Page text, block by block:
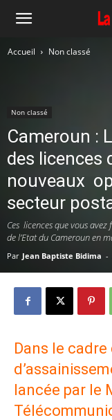
Accueil Non classé
Non classé
Cameroun :
des licences
nouveaux
secteur
Ces licences que vous
de l’Etat du Cameroun en
Par Jean Baptiste Bidima -
Dans le
lancée par le